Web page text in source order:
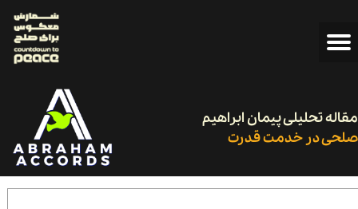
​مقاله تحلیلی پیمان ابراهیم
صلحی در خدمت قدرت